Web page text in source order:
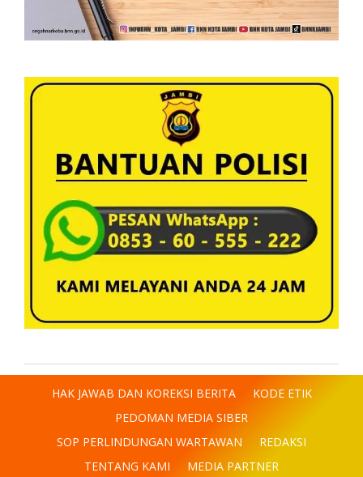
HAK JAWAB DAN KOREKSI BERITA
KODE ETIK
PEDOMAN MEDIA SIBER
SOP PERLINDUNGAN WARTAWAN
REDAKSI
TENTANG KAMI
MEDIA PARTNER